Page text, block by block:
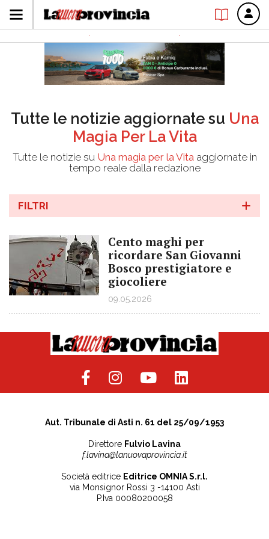
Tutte le notizie aggiornate su Una
Magia Per La Vita
Tutte le notizie su Una magia per la Vitaaggiornate in
tempo reale dalla redazione
FILTRI
Cento maghi per
ricordare San Giovanni
Bosco prestigiatore e
giocoliere
09.05.2026
Aut. Tribunale di Asti n. 61 del 25/09/1953
Direttore Fulvio Lavina
f.lavina@lanuovaprovincia.it
Società editrice Editrice OMNIA S.r.l.
via Monsignor Rossi 3 -14100 Asti
P.Iva 00080200058